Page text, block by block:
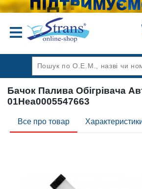
Бачок Палива Обігрівача
01Hea0005547663
Все про товар